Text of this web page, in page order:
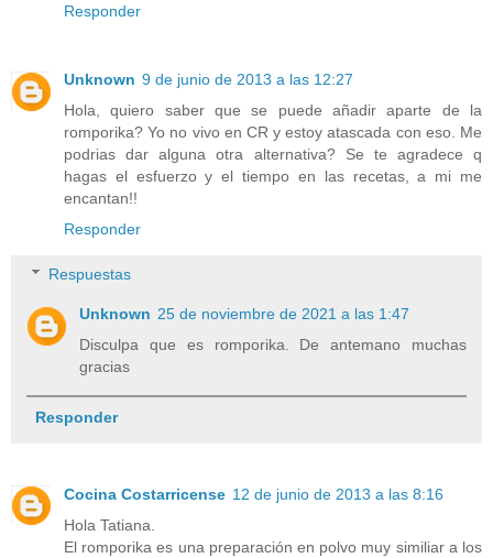
Responder
Unknown 9 de junio de 2013 a las 12:27
Hola, quiero saber que se puede añadir aparte de la
romporika? Yo no vivo en CR y estoy atascada con eso. Me
podrias dar alguna otra alternativa? Se te agradece q
hagas el esfuerzo y el tiempo en las recetas, a mi me
encantan!!
Responder
Respuestas
Unknown 25 de noviembre de 2021 a las 1:47
Disculpa que es romporika. De antemano muchas
gracias
Responder
Cocina Costarricense 12 de junio de 2013 a las 8:16
Hola Tatiana.
El romporika es una preparación en polvo muy similiar a los